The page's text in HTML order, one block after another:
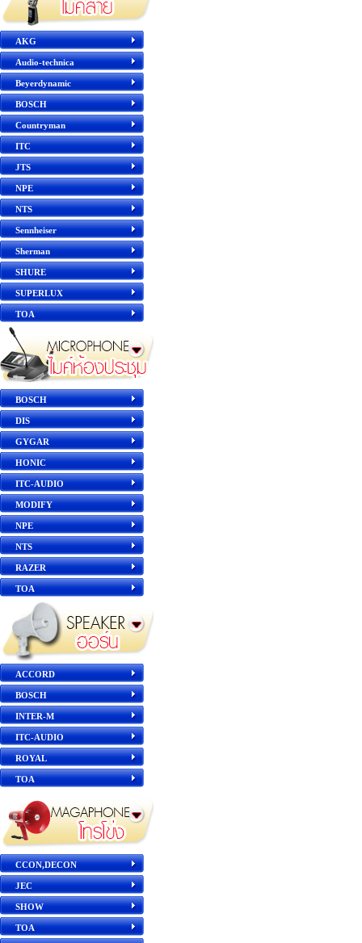
AKG
Audio-technica
Beyerdynamic
BOSCH
Countryman
ITC
JTS
NPE
NTS
Sennheiser
Sherman
SHURE
SUPERLUX
TOA
BOSCH
DIS
GYGAR
HONIC
ITC-AUDIO
MODIFY
NPE
NTS
RAZER
TOA
ACCORD
BOSCH
INTER-M
ITC-AUDIO
ROYAL
TOA
CCON,DECON
JEC
SHOW
TOA